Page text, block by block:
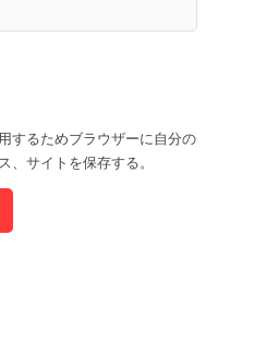
するためブラウザーに自分の
、サイトを保存する。